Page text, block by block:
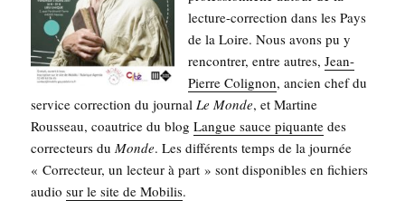
lec­ture-cor­rec­tion dans les Pays
de la Loire. Nous avons pu y
ren­con­trer, entre autres,Jean-
Pierre Coli­gnon, ancien chef du
ser­vice cor­rec­tion du jour­nal Le Monde, et Mar­tine
Rous­seau, coau­trice du blogLangue sauce piquante des
cor­rec­teurs du Monde. Les dif­fé­rents temps de la jour­née
« Cor­rec­teur, un lec­teur à part » sont dis­po­nibles en fichiers
audiosur le site de Mobi­lis.